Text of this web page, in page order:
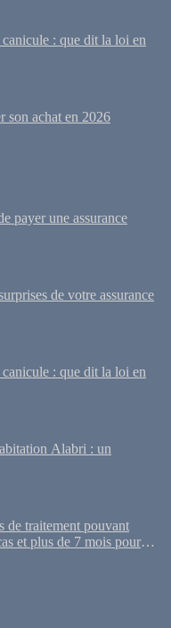
: que dit la loi en
son achat en 2026
payer une assurance
de votre assurance
: que dit la loi en
Alabri : un
de traitement pouvant
et plus de 7 mois pour